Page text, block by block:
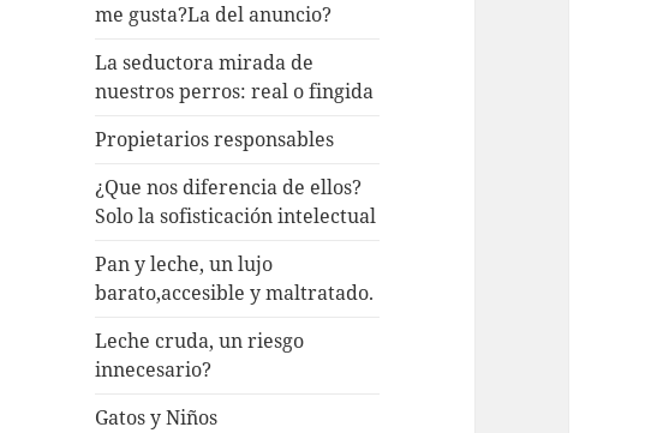
me gusta?La del anuncio?
La seductora mirada de
nuestros perros: real o fingida
Propietarios responsables
¿Que nos diferencia de ellos?
Solo la sofisticación intelectual
Pan y leche, un lujo
barato,accesible y maltratado.
Leche cruda, un riesgo
innecesario?
Gatos y Niños